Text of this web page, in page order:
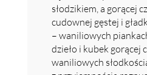
słodzikiem, a gorącej
cudownej gęstej i
– waniliowych
dzieło i kubek gorącej
waniliowych